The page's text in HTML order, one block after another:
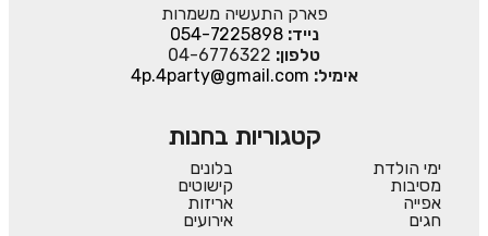
פארק התעשיה משמרות
נייד:054-7225898
טלפון: 04-6776322
אימיל: 4p.4party@gmail.com
קטגוריות בחנות
ימי הולדת
מסיבות
אפייה
חגים
בלונים
קישוטים
אריזות
אירועים